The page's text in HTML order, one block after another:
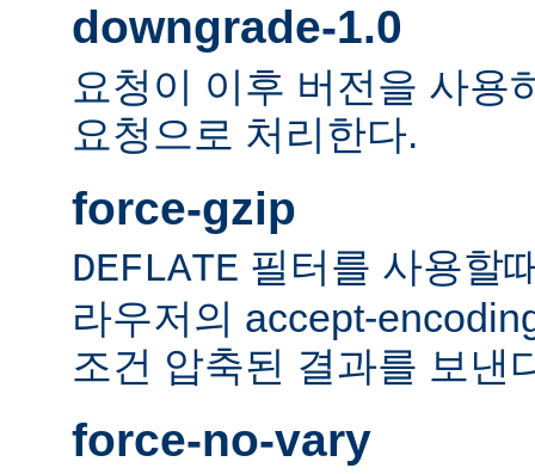
downgrade-1.0
요청이 이후 버전을 사용
요청으로 처리한다.
force-gzip
DEFLATE 필터를 사용할
라우저의 accept-
조건 압축된 결과를 보낸
force-no-vary